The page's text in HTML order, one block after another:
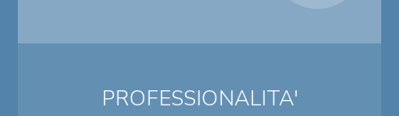
PROFESSIONALITA'